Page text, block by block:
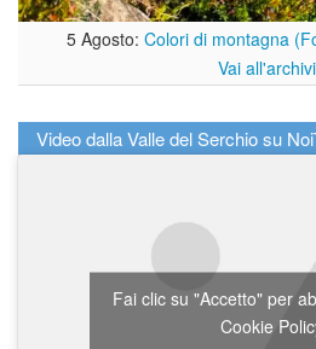
5 Agosto: Colori di montagna
Vai
Video dalla Valle del Serchio su
Fai clic su "Accetto" per
Cookie